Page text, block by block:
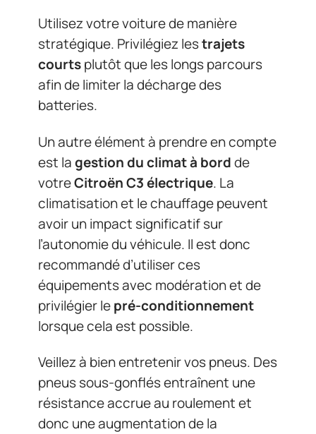
Utilisez votre voiture de manière
stratégique. Privilégiez lestrajets
courtsplutôt que les longs parcours
afin de limiter la décharge des
batteries.
Un autre élément à prendre en compte
est lagestion du climat à bordde
votreCitroën C3 électrique. La
climatisation et le chauffage peuvent
avoir un impact significatif sur
l’autonomie du véhicule. Il est donc
recommandé d’utiliser ces
équipements avec modération et de
privilégier lepré-conditionnement
lorsque cela est possible.
Veillez à bien entretenir vos pneus. Des
pneus sous-gonflés entraînent une
résistance accrue au roulement et
donc une augmentation de la